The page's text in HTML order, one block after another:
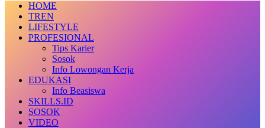
HOME
TREN
LIFESTYLE
PROFESIONAL
Tips Karier
Sosok
Info Lowongan Kerja
EDUKASI
Info Beasiswa
SKILLS.ID
SOSOK
VIDEO